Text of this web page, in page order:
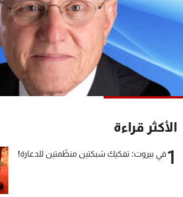
الأكثر قراءة
1في بيروت: تفكيك شبكتين منظّمتين للدعارة!
كأس العالم
البرامج
جدول البرامج
شاهد البرامج
عن MTV
الإنـتـاج
وظائف
شروط الإسـتخدام
سياسة الخصوصية